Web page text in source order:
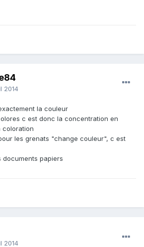
2014
la couleur
c est donc la concentration en
coloration
les grenats "change couleur", c est
documents papiers
2014